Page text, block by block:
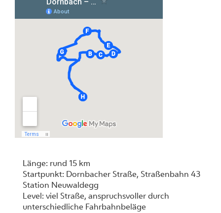
Länge: rund 15 km
Startpunkt: Dornbacher Straße, Straßenbahn 43
Station Neuwaldegg
Level: viel Straße, anspruchsvoller durch
unterschiedliche Fahrbahnbeläge